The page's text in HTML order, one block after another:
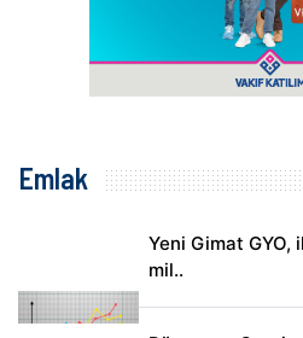
Emlak
Yeni Gimat GYO,
mil..